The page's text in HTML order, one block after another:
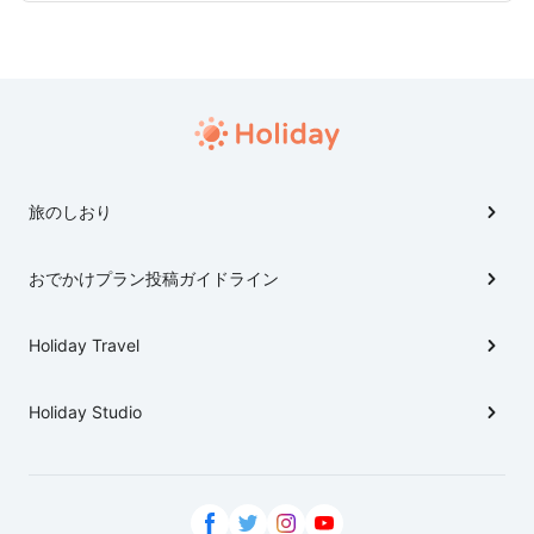
旅のしおり
おでかけプラン投稿ガイドライン
Holiday Travel
Holiday Studio